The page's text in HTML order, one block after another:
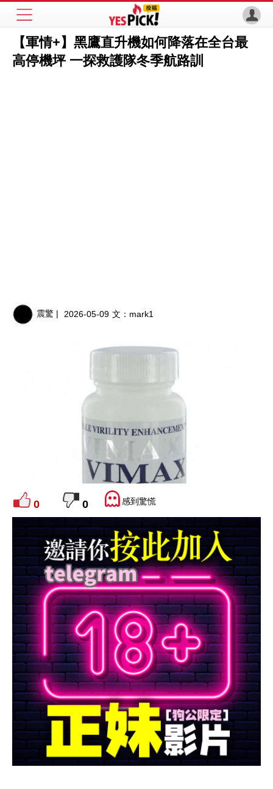
【軍情+】黑鷹直升機如何降落在全台最
高停機坪 一探救護隊冬季航路訓
震驚 | 2026-05-09 文： mark1
0 0 感到驚慌